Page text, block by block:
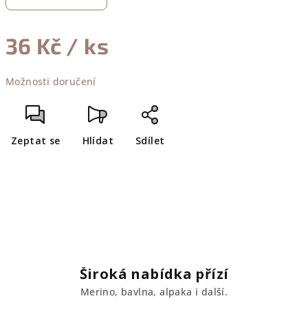
36 Kč / ks
cena:
Možnosti doručení
Zeptat se Hlídat Sdílet
Široká nabídka přízí
Merino, bavlna, alpaka i další.